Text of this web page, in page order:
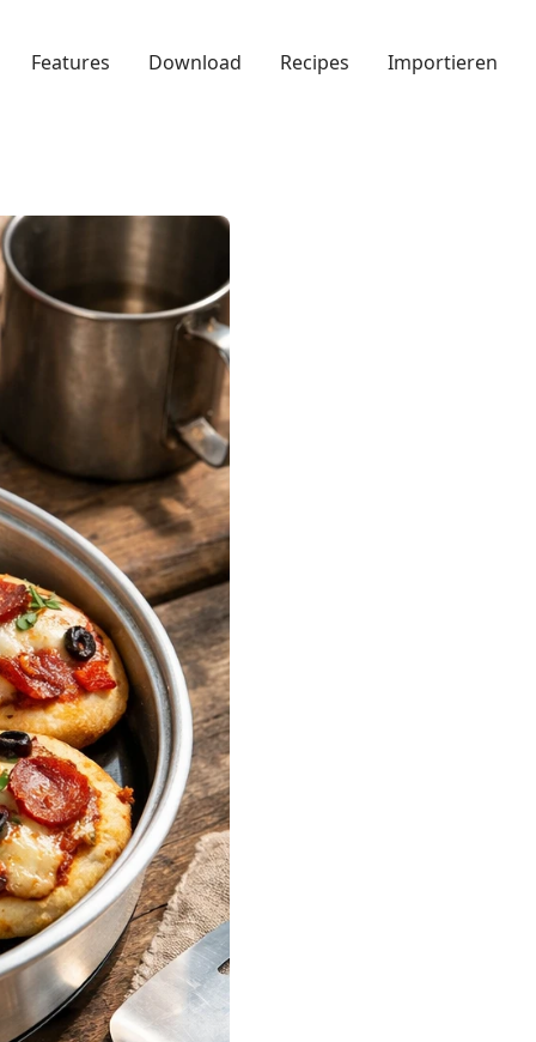
Features Download Recipes Importieren